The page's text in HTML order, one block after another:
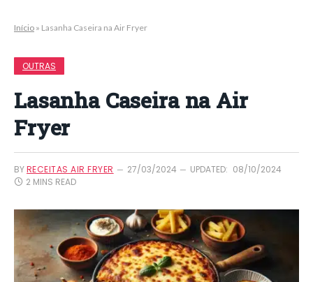
Início » Lasanha Caseira na Air Fryer
OUTRAS
Lasanha Caseira na Air
Fryer
BYRECEITAS AIR FRYER 27/03/2024 UPDATED: 08/10/2024
2 MINS READ